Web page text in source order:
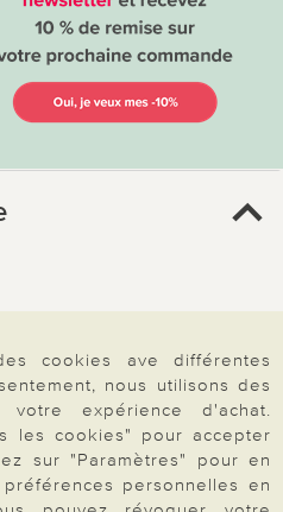
cookies ave différentes
nous utilisons des
expérience d'achat.
les cookies" pour accepter
sur "Paramètres" pour en
personnelles en